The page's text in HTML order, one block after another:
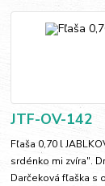
JTF-OV-142
Fľaša 0,70 l
srdénko mi zvíra".
Darčeková fľaška s